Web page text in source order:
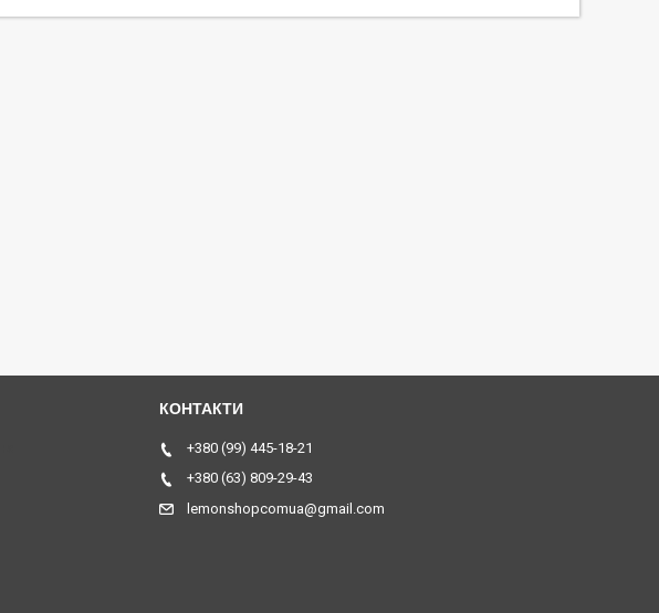
+380 (99) 445-18-21
+380 (63) 809-29-43
lemonshopcomua@gmail.com